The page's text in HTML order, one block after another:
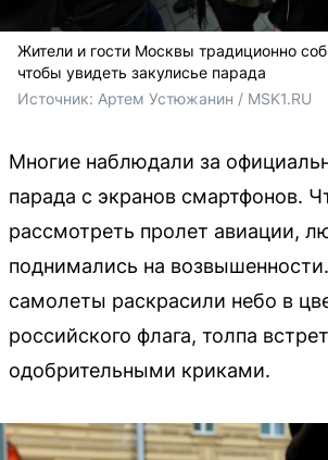
Жители и гости Москвы традиционно
чтобы увидеть закулисье парада
Источник: Артем Устюжанин / MSK1.RU
Многие наблюдали за
парада с экранов смартфонов.
рассмотреть пролет авиации,
поднимались на
самолеты раскрасили небо в
российского флага, толпа
одобрительными криками.